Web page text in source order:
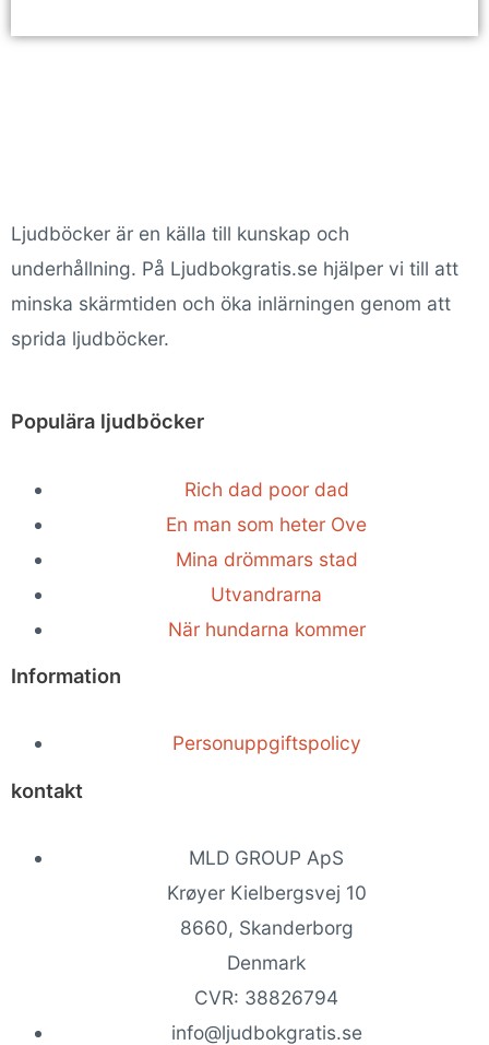
Ljudböcker är en källa till kunskap och
underhållning. På Ljudbokgratis.se hjälper vi till att
minska skärmtiden och öka inlärningen genom att
sprida ljudböcker.
Populära ljudböcker
Rich dad poor dad
En man som heter Ove
Mina drömmars stad
Utvandrarna
När hundarna kommer
Information
Personuppgiftspolicy
kontakt
MLD GROUP ApS
Krøyer Kielbergsvej 10
8660, Skanderborg
Denmark
CVR: 38826794
info@ljudbokgratis.se